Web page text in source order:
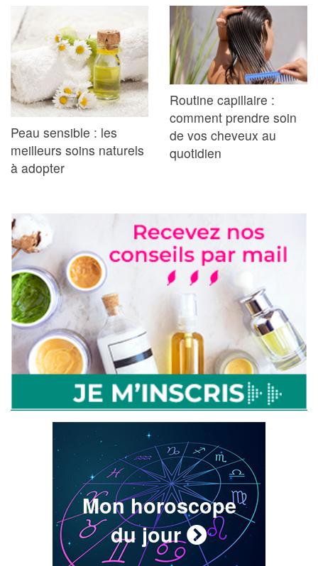
Peau sensible : les
meilleurs soins naturels
à adopter
Routine capillaire :
comment prendre soin
de vos cheveux au
quotidien
Mon horoscope
du jour